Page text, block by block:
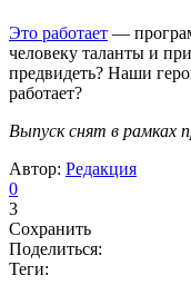
Это работает —
человеку таланты и
предвидеть? Наши
работает?
Выпуск снят в рамках
Автор: Редакция
0
3
Сохранить
Поделиться:
Теги: